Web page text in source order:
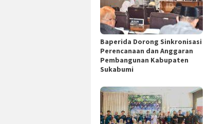
Baperida Dorong Sinkronisasi
Perencanaan dan Anggaran
Pembangunan Kabupaten
Sukabumi